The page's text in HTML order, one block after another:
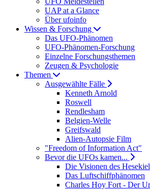
UAP at a Glance
Über ufoinfo
Wissen & Forschung
Das UFO-Phänomen
UFO-Phänomen-Forschung
Einzelne Forschungsthemen
Zeugen & Psychologie
Themen
Ausgewählte Fälle
Kenneth Arnold
Roswell
Rendlesham
Belgien-Welle
Greifswald
Alien-Autopsie Film
"Freedom of Information Act"
Bevor die UFOs kamen...
Die Visionen des Hesekiel
Das Luftschiffphänomen
Charles Hoy Fort - Der